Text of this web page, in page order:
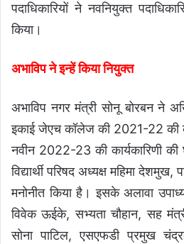
पदाधिकारियों ने नवनियुक्त
किया।
अभाविप ने इन्हें किया नियुक्त
अभाविप नगर मंत्री सोनू बोरबन ने
इकाई जेएच कॉलेज की 2021-22 की
नवीन 2022-23 की कार्यकारिणी
विद्यार्थी परिषद अध्यक्ष महिमा
मनोनीत किया है। इसके अलावा
विवेक ऊईके, सभ्यता चौहान, सह
सोना पाटिल, एसएफडी प्रमुख